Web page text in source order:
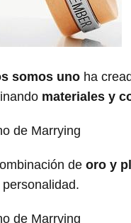
somos uno ha
materiales y
de oro y